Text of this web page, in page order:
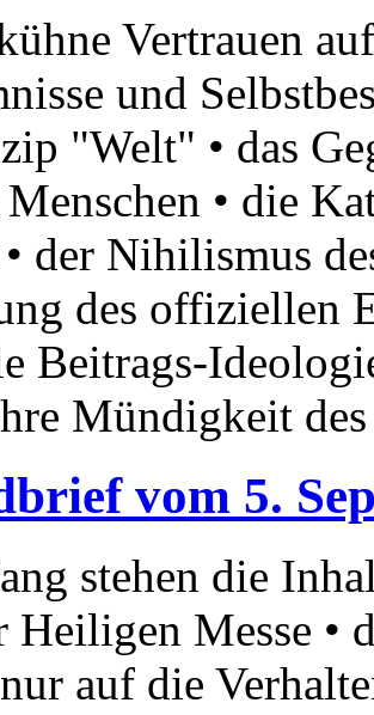
Vertrauen
und
"Welt" • das
• die
der Nihilismus
des offiziellen
Beitrags-
Mündigkeit
vom 5.
stehen die
Heiligen Messe •
auf die